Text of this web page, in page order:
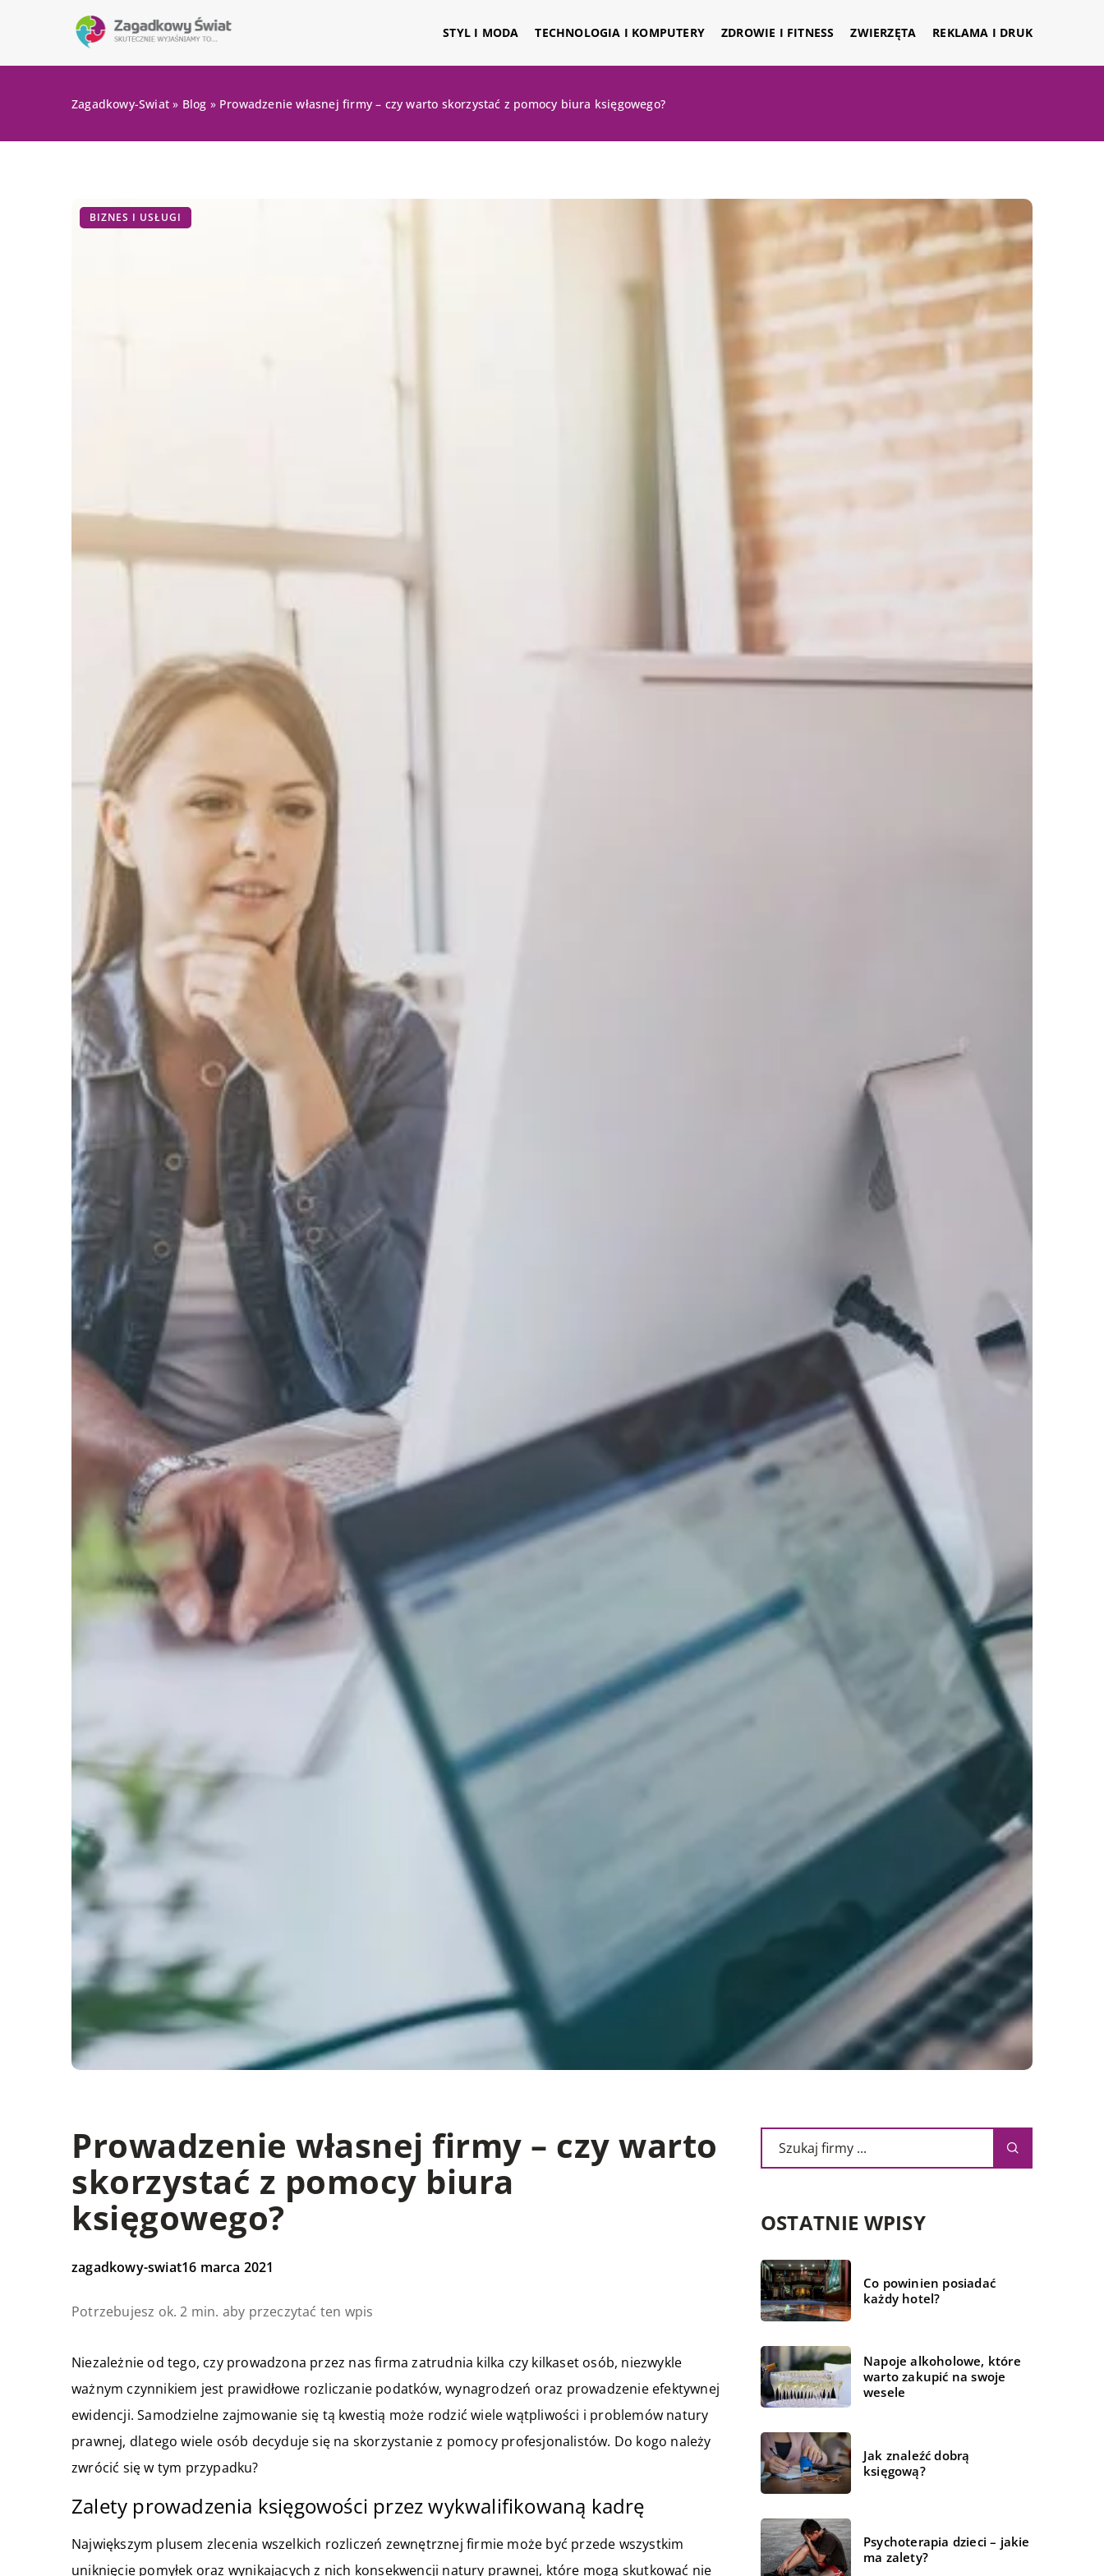
STYL I MODA TECHNOLOGIA I KOMPUTERY ZDROWIE I FITNESS ZWIERZĘTA REKLAMA I DRUK
Zagadkowy-Swiat » Blog » Prowadzenie własnej firmy – czy warto skorzystać z pomocy biura księgowego?
BIZNES I USŁUGI
Prowadzenie własnej firmy – czy warto
skorzystać z pomocy biura
księgowego?
zagadkowy-swiat16 marca 2021
Potrzebujesz ok. 2 min. aby przeczytać ten wpis
Niezależnie od tego, czy prowadzona przez nas firma zatrudnia kilka czy kilkaset osób, niezwykle
ważnym czynnikiem jest prawidłowe rozliczanie podatków, wynagrodzeń oraz prowadzenie efektywnej
ewidencji. Samodzielne zajmowanie się tą kwestią może rodzić wiele wątpliwości i problemów natury
prawnej, dlatego wiele osób decyduje się na skorzystanie z pomocy profesjonalistów. Do kogo należy
zwrócić się w tym przypadku?
Zalety prowadzenia księgowości przez wykwalifikowaną kadrę
Największym plusem zlecenia wszelkich rozliczeń zewnętrznej firmie może być przede wszystkim
uniknięcie pomyłek oraz wynikających z nich konsekwencji natury prawnej, które mogą skutkować nie
OSTATNIE WPISY
Co powinien posiadać
każdy hotel?
Napoje alkoholowe, które
warto zakupić na swoje
wesele
Jak znaleźć dobrą
księgową?
Psychoterapia dzieci – jakie
ma zalety?